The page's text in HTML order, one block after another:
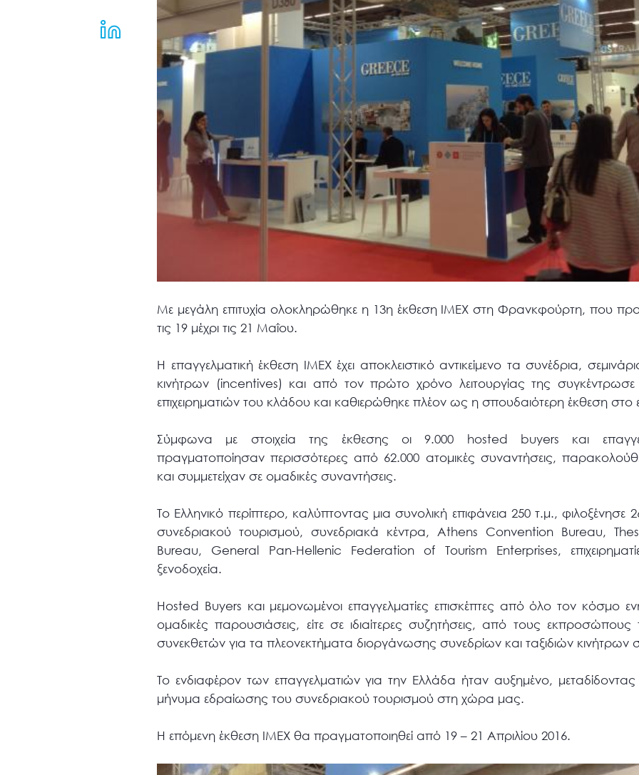
Με μεγάλη επιτυχία ολοκληρώθηκε η 13η έκθεση ΙΜΕΧ στη Φρανκφούρτη, που
τις 19 μέχρι τις 21 Μαΐου.
Η επαγγελματική έκθεση ΙΜΕΧ έχει αποκλειστικό αντικείμενο τα συνέδρια,
κινήτρων (incentives) και από τον πρώτο χρόνο λειτουργίας της
επιχειρηματιών του κλάδου και καθιερώθηκε πλέον ως η σπουδαιότερη έκθεση στο
Σύμφωνα με στοιχεία της έκθεσης οι 9.000 hosted buyers και
πραγματοποίησαν περισσότερες από 62.000 ατομικές συναντήσεις,
και συμμετείχαν σε ομαδικές συναντήσεις.
Το Eλληνικό περίπτερο, καλύπτοντας μια συνολική επιφάνεια 250 τ.μ.,
συνεδριακού τουρισμού, συνεδριακά κέντρα, Athens Convention Bureau,
Bureau, General Pan-Hellenic Federation of Tourism Enterprises,
ξενοδοχεία.
Hosted Buyers και μεμονωμένοι επαγγελματίες επισκέπτες από όλο τον κόσμο
ομαδικές παρουσιάσεις, είτε σε ιδιαίτερες συζητήσεις, από τους
συνεκθετών για τα πλεονεκτήματα διοργάνωσης συνεδρίων και ταξιδιών κινήτρων
Το ενδιαφέρον των επαγγελματιών για την Ελλάδα ήταν αυξημένο,
μήνυμα εδραίωσης του συνεδριακού τουρισμού στη χώρα μας.
Η επόμενη έκθεση ΙΜΕΧ θα πραγματοποιηθεί από 19 – 21 Απριλίου 2016.